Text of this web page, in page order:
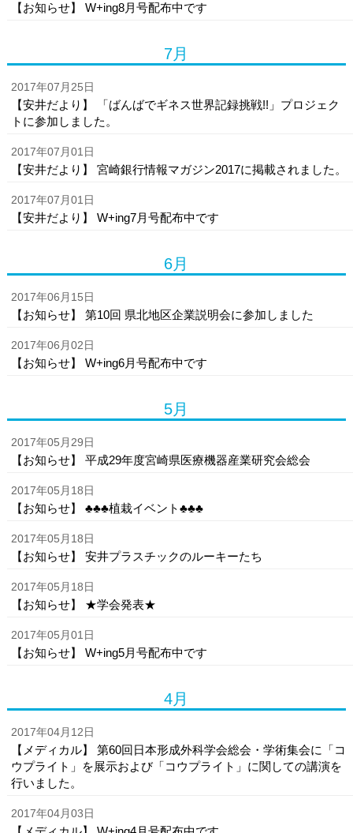
【お知らせ】 W+ing8月号配布中です
7月
2017年07月25日
【安井だより】 「ばんばでギネス世界記録挑戦!!」プロジェク
トに参加しました。
2017年07月01日
【安井だより】 宮崎銀行情報マガジン2017に掲載されました。
2017年07月01日
【安井だより】 W+ing7月号配布中です
6月
2017年06月15日
【お知らせ】 第10回 県北地区企業説明会に参加しました
2017年06月02日
【お知らせ】 W+ing6月号配布中です
5月
2017年05月29日
【お知らせ】 平成29年度宮崎県医療機器産業研究会総会
2017年05月18日
【お知らせ】 ♣♣♣植栽イベント♣♣♣
2017年05月18日
【お知らせ】 安井プラスチックのルーキーたち
2017年05月18日
【お知らせ】 ★学会発表★
2017年05月01日
【お知らせ】 W+ing5月号配布中です
4月
2017年04月12日
【メディカル】 第60回日本形成外科学会総会・学術集会に「コ
ウプライト」を展示および「コウプライト」に関しての講演を
行いました。
2017年04月03日